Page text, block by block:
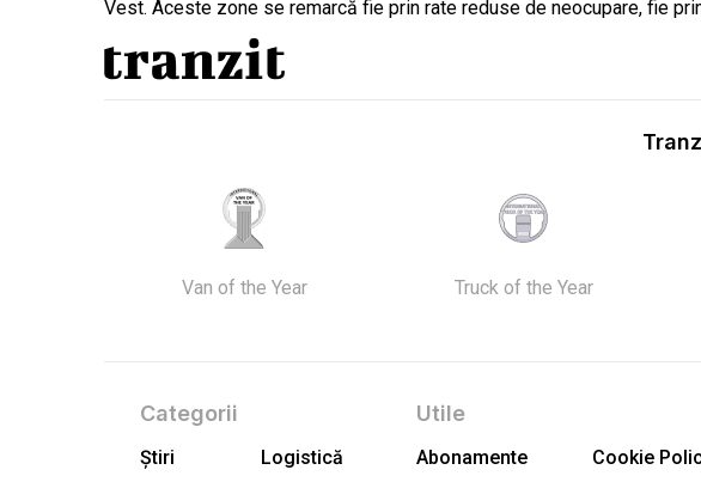
Vest. Aceste zone se remarcă fie prin rate reduse de neocupare, fie
Van of the Year Truck of the Year
Categorii
Știri Logistică
Utile
Abonamente Cookie